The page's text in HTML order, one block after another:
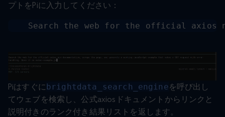
プトをPiに入力してください：
Search the web for the official axios
Piはすぐにbrightdata_search_engineを呼び出し
てウェブを検索し、公式axiosドキュメントからリンクと
説明付きのランク付き結果リストを返します。